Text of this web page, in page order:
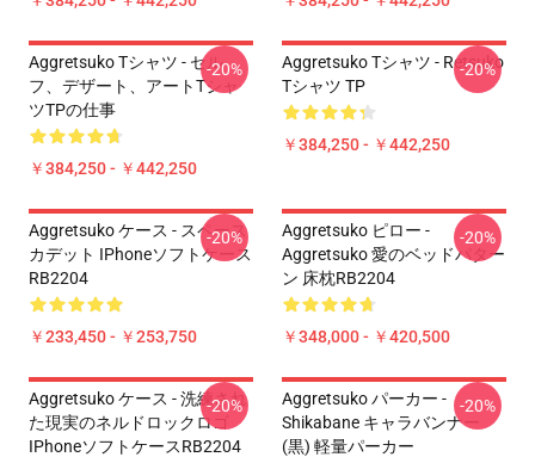
Aggretsuko Tシャツ - セル
フ、デザート、アートTシャ
ツTPの仕事
￥384,250 - ￥442,250
-20%
Aggretsuko Tシャツ - Retsuko
Tシャツ TP
￥384,250 - ￥442,250
-20%
Aggretsuko ケース - スペース
カデット IPhoneソフトケース
RB2204
￥233,450 - ￥253,750
-20%
Aggretsuko ピロー -
Aggretsuko 愛のベッドパター
ン 床枕RB2204
￥348,000 - ￥420,500
-20%
Aggretsuko ケース - 洗練され
た現実のネルドロックロゴ
IPhoneソフトケースRB2204
-20%
Aggretsuko パーカー -
Shikabane キャラバンナー
(黒) 軽量パーカー
-20%